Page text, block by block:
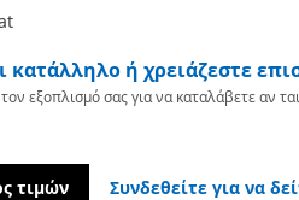
κατάλληλο ή χρειάζεστε
εξοπλισμό σας για να καταλάβετε αν
τιμών Συνδεθείτε για να